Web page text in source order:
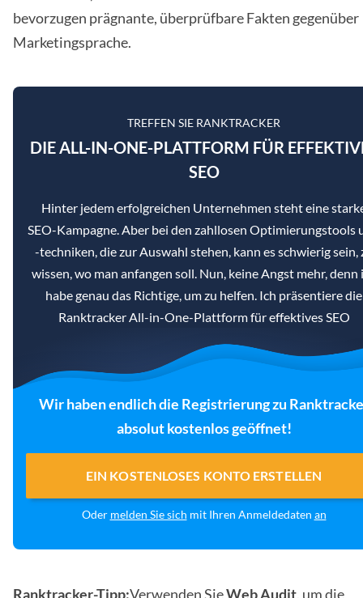
bevorzugen prägnante, überprüfbare Fakten gegenüber
Marketingsprache.
TREFFEN SIE RANKTRACKER
DIE ALL-IN-ONE-PLATTFORM FÜR
SEO
Hinter jedem erfolgreichen Unternehmen steht eine
SEO-Kampagne. Aber bei den zahllosen Optimierungstools
-techniken, die zur Auswahl stehen, kann es schwierig sein,
wissen, wo man anfangen soll. Nun, keine Angst mehr, denn
habe genau das Richtige, um zu helfen. Ich präsentiere die
Ranktracker All-in-One-Plattform für effektives SEO
Wir haben endlich die Registrierung zu
absolut kostenlos geöffnet!
EIN KOSTENLOSES KONTO ERSTELLEN
Oder melden Sie sich mit Ihren Anmeldedaten an
Ranktracker-Tipp:Verwenden SieWeb Audit, um die